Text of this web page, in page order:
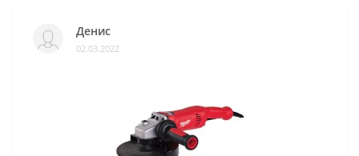
Денис
02.03.2022